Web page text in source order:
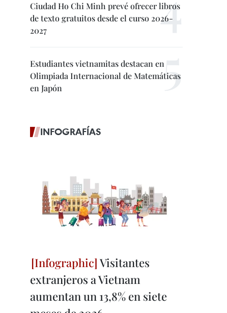
Ciudad Ho Chi Minh prevé ofrecer libros
de texto gratuitos desde el curso 2026-
2027
Estudiantes vietnamitas destacan en
Olimpiada Internacional de Matemáticas
en Japón
INFOGRAFÍAS
Visitantes
extranjeros a Vietnam
aumentan un 13,8% en siete